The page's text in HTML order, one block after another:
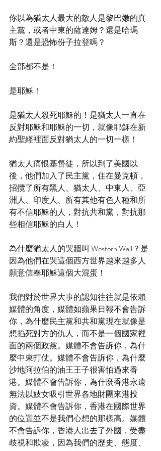
你以為猶太人最大的敵人是黎巴嫩的真
主黨，或者中東的薩達姆？還是哈瑪
斯？還是恐怖份子拉登嗎？
全部都不是！
是耶穌！
是猶太人殺死耶穌的！是猶太人一直在
反對耶穌和耶穌的一切，就像耶穌在新
約聖經裡面反對猶太人的一切一樣！
猶太人痛恨基督徒，所以到了美國以
後，他們加入了民主黨，住在曼克頓，
招攬了所有黑人、猶太人、中東人、亞
洲人、印度人、所有其他有色人種和所
有不信耶穌的人，對抗共和黨，對抗那
些相信耶穌的白人！
為什麼猶太人的哭牆叫 Western Wall？是
因為他們在哭這個西方世界越來越多人
願意信奉耶穌這個大混蛋！
我們對於世界大事的認知往往就是依賴
媒體的角度，媒體如蘋果日報不會告訴
你，為什麼民主黨和共和黨現在就像是
想掐死對方的仇人，而不是一個國家裡
面的兩個政黨。媒體不會告訴你，為什
麼中東打仗。媒體不會告訴你，為什麼
沙地阿拉伯的油王王子很害怕過來香
港。媒體不會告訴你，為什麼香港永遠
無法以妓女吸引世界各地財團來港投
資。媒體不會告訴你，香港在國際世界
的位置並不是我們心想的那樣高。媒體
不會告訴你，香港人出去了外國，受盡
歧視和欺凌，因為我們的歷史、態度、